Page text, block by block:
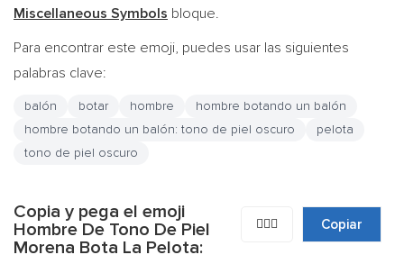
Miscellaneous Symbols bloque.
Para encontrar este emoji, puedes usar las siguientes
palabras clave:
balón botar hombre
hombre botando un balón
hombre botando un balón: tono de piel oscuro
pelota
tono de piel oscuro
Copia y pega el emoji
Hombre De Tono De Piel
Morena Bota La Pelota:
⛹🏿‍♂️ Copiar